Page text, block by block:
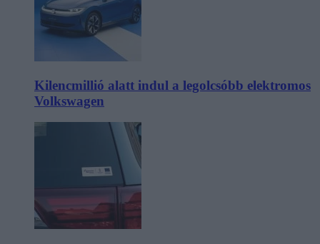
Kilencmillió alatt indul a legolcsóbb elektromos
Volkswagen